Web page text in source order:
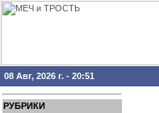
08 Авг, 2026 г. - 20:51
РУБРИКИ